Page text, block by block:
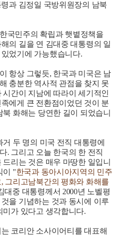
과 김정일 국방위원장의 남북
국민주의 확립과 햇볕정책을
의 길을 연 김대중 대통령의 일
었기에 가능했습니다.
항상 그렇듯, 한국과 미국은 남
충분한 역사적 관점을 찾지 못
시간이 지남에 따라이 세기적인
에게 큰 전환점이었던 것이 분
북 화해는 당연한 길이 되었습니
두 명의 미국 전직 대통령에
. 그리고 오늘 한국의 한 전직
리는 것은 매우 마땅한 일입니
이 "한국과 동아시아지역의 민주
그리고남북간의 평화와 화해를
대중 대통령께서 2000년 노벨평
을 기념하는 것과 동시에 이루
미가 있다고 생각합니다.
코리안 소사이어티를 대표해